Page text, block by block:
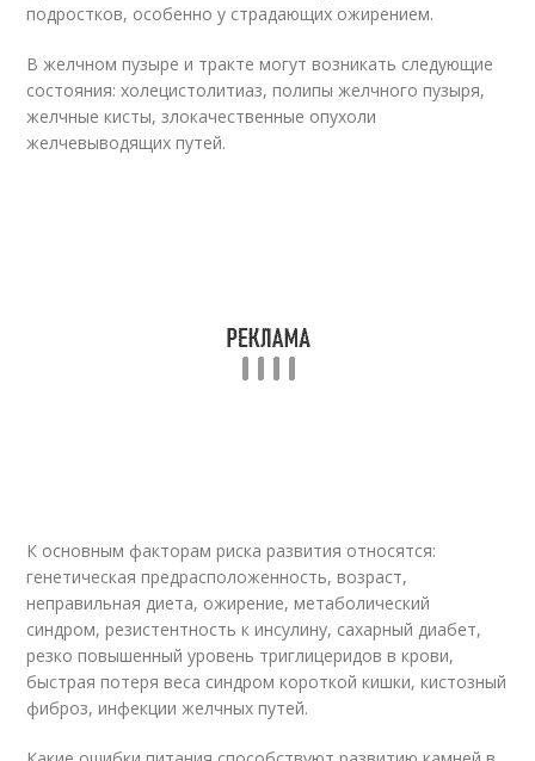
подростков, особенно у страдающих ожирением.
В желчном пузыре и тракте могут возникать следующие
состояния: холецистолитиаз, полипы желчного пузыря,
желчные кисты, злокачественные опухоли
желчевыводящих путей.
К основным факторам риска развития относятся:
генетическая предрасположенность, возраст,
неправильная диета, ожирение, метаболический
синдром, резистентность к инсулину, сахарный диабет,
резко повышенный уровень триглицеридов в крови,
быстрая потеря веса синдром короткой кишки, кистозный
фиброз, инфекции желчных путей.